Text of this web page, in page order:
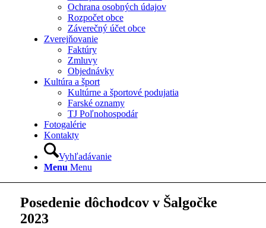
Ochrana osobných údajov
Rozpočet obce
Záverečný účet obce
Zverejňovanie
Faktúry
Zmluvy
Objednávky
Kultúra a šport
Kultúrne a športové podujatia
Farské oznamy
TJ Poľnohospodár
Fotogalérie
Kontakty
Vyhľadávanie
Menu Menu
Posedenie dôchodcov v Šalgočke
2023